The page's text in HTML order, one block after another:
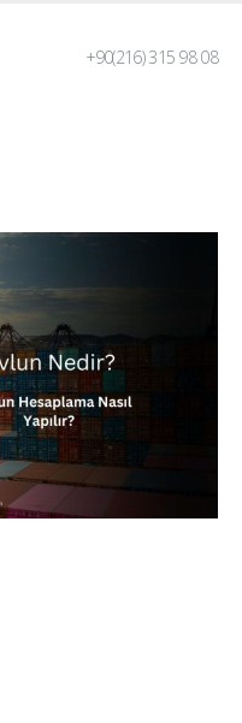
+90(216) 315 98 08